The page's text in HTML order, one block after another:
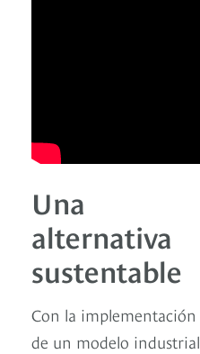
Una
alternativa
sustentable
Con la implementación
de un modelo industrial